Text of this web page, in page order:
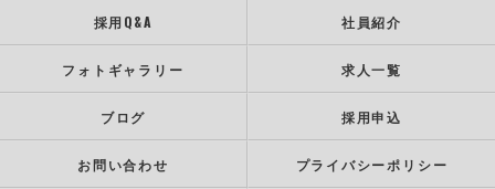
採用Q&A 社員紹介
フォトギャラリー 求人一覧
ブログ 採用申込
お問い合わせ プライバシーポリシー